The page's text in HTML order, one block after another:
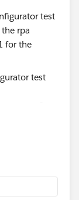
test
do not